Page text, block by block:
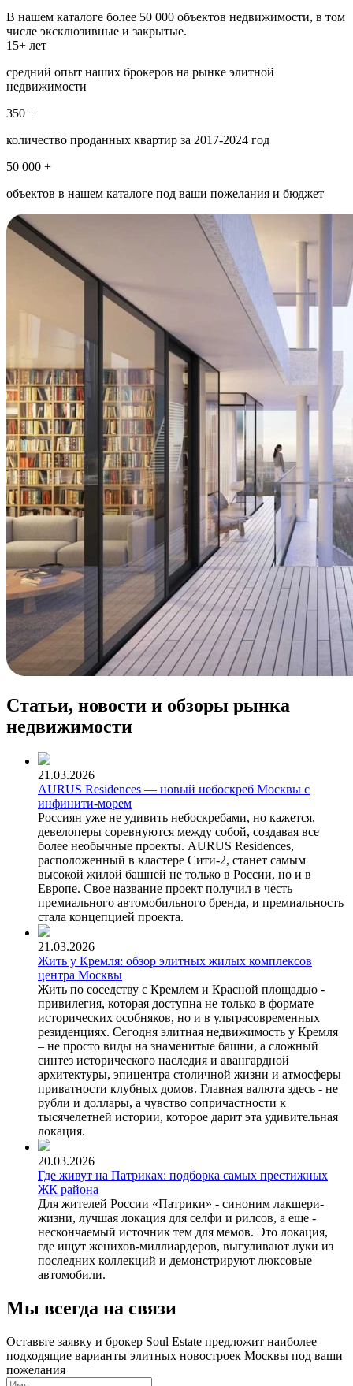
В нашем каталоге более 50 000 объектов недвижимости, в том
числе эксклюзивные и закрытые.
15+ лет
средний опыт наших брокеров на рынке элитной
недвижимости
350 +
количество проданных квартир за 2017-2024 год
50 000 +
объектов в нашем каталоге под ваши пожелания и бюджет
Статьи, новости и обзоры рынка
недвижимости
21.03.2026
AURUS Residences — новый небоскреб Москвы с
инфинити-морем
Россиян уже не удивить небоскребами, но кажется,
девелоперы соревнуются между собой, создавая все
более необычные проекты. AURUS Residences,
расположенный в кластере Сити-2, станет самым
высокой жилой башней не только в России, но и в
Европе. Свое название проект получил в честь
премиального автомобильного бренда, и премиальность
стала концепцией проекта.
21.03.2026
Жить у Кремля: обзор элитных жилых комплексов
центра Москвы
Жить по соседству с Кремлем и Красной площадью -
привилегия, которая доступна не только в формате
исторических особняков, но и в ультрасовременных
резиденциях. Сегодня элитная недвижимость у Кремля
– не просто виды на знаменитые башни, а сложный
синтез исторического наследия и авангардной
архитектуры, эпицентра столичной жизни и атмосферы
приватности клубных домов. Главная валюта здесь - не
рубли и доллары, а чувство сопричастности к
тысячелетней истории, которое дарит эта удивительная
локация.
20.03.2026
Где живут на Патриках: подборка самых престижных
ЖК района
Для жителей России «Патрики» - синоним лакшери-
жизни, лучшая локация для селфи и рилсов, а еще -
нескончаемый источник тем для мемов. Это локация,
где ищут женихов-миллиардеров, выгуливают луки из
последних коллекций и демонстрируют люксовые
автомобили.
Мы всегда на связи
Оставьте заявку и брокер Soul Estate предложит наиболее
подходящие варианты элитных новостроек Москвы под ваши
пожелания